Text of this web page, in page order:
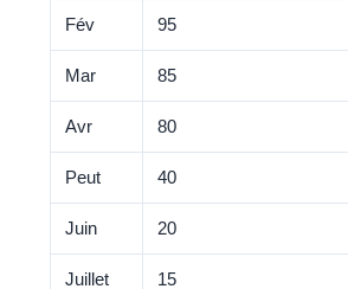
Fév 95
Mar 85
Avr 80
Peut 40
Juin 20
Juillet 15